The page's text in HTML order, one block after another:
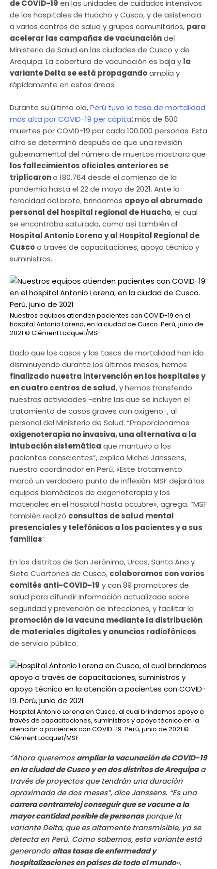
de COVID-19 en las unidades de cuidados intensivos
de los hospitales de Huacho y Cusco, y de asistencia
a varios centros de salud y grupos comunitarios, para
acelerar las campañas de vacunacióndel
Ministerio de Salud en las ciudades de Cusco y de
Arequipa. La cobertura de vacunación es baja y la
variante Delta se está propagandoamplia y
rápidamente en estas áreas.
Durante su última ola,Perú tuvo la tasa de mortalidad
más alta por COVID-19 per cápita:más de 500
muertes por COVID-19 por cada 100.000 personas. Esta
cifra se determinó después de que una revisión
gubernamental del número de muertos mostrara que
los fallecimientos oficiales anteriores se
triplicarona 180.764 desde el comienzo de la
pandemia hasta el 22 de mayo de 2021. Ante la
ferocidad del brote, brindamos apoyo al abrumado
personal del hospital regional de Huacho, el cual
se encontraba saturado, como así también al
Hospital Antonio Lorena y al Hospital Regional de
Cuscoa través de capacitaciones, apoyo técnico y
suministros.
Nuestros equipos atienden pacientes con COVID-19 en el
hospital Antonio Lorena, en la ciudad de Cusco. Perú, junio de
2021 © Clément Locquet/MSF
Dado que los casos y las tasas de mortalidad han ido
disminuyendo durante los últimos meses, hemos
finalizado nuestra intervención en los hospitales y
en cuatro centros de salud, y hemos transferido
nuestras actividades -entre las que se incluyen el
tratamiento de casos graves con oxígeno-, al
personal del Ministerio de Salud. “Proporcionamos
oxigenoterapia no invasiva, una alternativa a la
intubación sistemática que mantuvo a los
pacientes conscientes”, explica Michel Janssens,
nuestro coordinador en Perú. «Este tratamiento
marcó un verdadero punto de inflexión. MSF dejará los
equipos biomédicos de oxigenoterapia y los
materiales en el hospital hasta octubre», agrega. “MSF
también realizó consultas de salud mental
presenciales y telefónicas a los pacientes y a sus
familias”.
En los distritos de San Jerónimo, Urcos, Santa Ana y
Siete Cuartones de Cusco, colaboramos con varios
comités anti-COVID-19 y con 89 promotores de
salud para difundir información actualizada sobre
seguridad y prevención de infecciones, y facilitar la
promoción de la vacuna mediante la distribución
de materiales digitales y anuncios radiofónicos
de servicio público.
Hospital Antonio Lorena en Cusco, al cual brindamos apoyo a
través de capacitaciones, suministros y apoyo técnico en la
atención a pacientes con COVID-19. Perú, junio de 2021 ©
Clément Locquet/MSF
“Ahora queremosampliar la vacunación de COVID-19
en la ciudad de Cusco y en dos distritos de Arequipaa
través de proyectos que tendrán una duración
aproximada de dos meses”, dice Janssens. “Es una
carrera contrarreloj conseguir que se vacune a la
mayor cantidad posible de personasporque la
variante Delta, que es altamente transmisible, ya se
detecta en Perú. Como sabemos, esta variante está
generandoaltas tasas de enfermedad y
hospitalizaciones en países de todo el mundo«.